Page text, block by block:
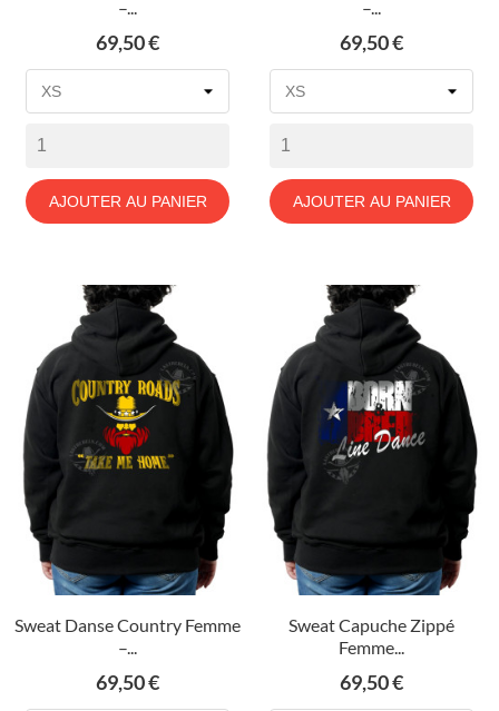
–...
Prix
69,50 €
AJOUTER AU PANIER
–...
Prix
69,50 €
AJOUTER AU PANIER
Sweat Danse Country Femme
–...
Prix
69,50 €
Sweat Capuche Zippé
Femme...
Prix
69,50 €